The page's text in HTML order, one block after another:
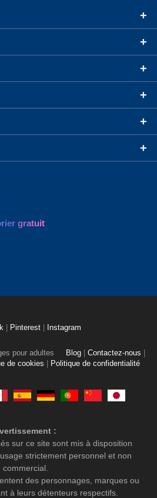
+
+
+
+
+
+
gratuit
Pinterest Instagram
pour adultes Blog Contactez-nous
de cookies Politique de confidentialité
:
sur ce site sont mis à disposition
strictement personnel et non
commercial.
des personnages, marques ou
à leurs détenteurs respectifs.